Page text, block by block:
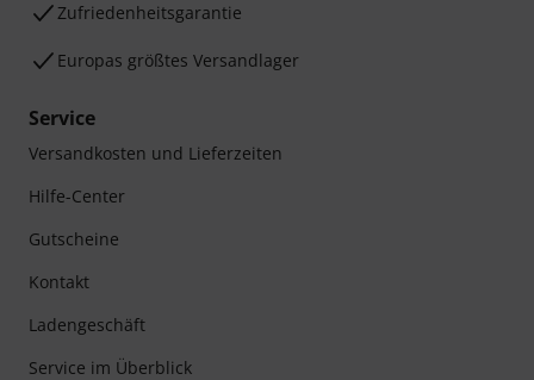
Zufriedenheitsgarantie
Europas größtes Versandlager
Service
Versandkosten und Lieferzeiten
Hilfe-Center
Gutscheine
Kontakt
Ladengeschäft
Service im Überblick